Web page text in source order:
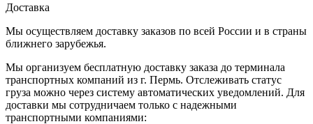
Доставка
Мы осуществляем доставку заказов по всей России и в страны
ближнего зарубежья.
Мы организуем бесплатную доставку заказа до терминала
транспортных компаний из г. Пермь. Отслеживать статус
груза можно через систему автоматических уведомлений. Для
доставки мы сотрудничаем только с надежными
транспортными компаниями: